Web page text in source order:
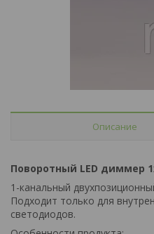
Описание
Поворотный LED диммер
1-канальный
Подходит только для
светодиодов.